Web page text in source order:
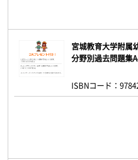
宮城教育大学附属
分野別過去問題集
ISBNコード：